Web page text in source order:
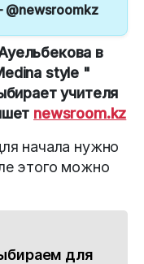
@newsroomkz
в
style "
учителя
newsroom.kz
начала нужно
этого можно
для